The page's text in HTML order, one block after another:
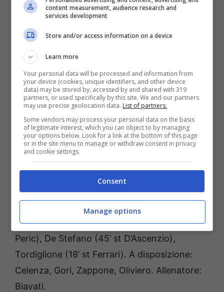
Verona.
Il tabellino della gara
Reggina – Bologna 0-3
Reggina: Sciammarella, Villari, Bombaci (12’ st
Marcianò), Morra, Girasole (17’ st Curulla),
Desalvo), La Fauci, Antoci, Cracchiolo, Arditi
(26’ st Seck). A disposizione: Lagonigro,
Marte, Farcomeni, Cuscinà. Allenatore: Zito.
Bologna: Pessina, Barbaro (45’ st Di
Pasquazio), Nesi, Gian (34’ st Camiciottoli),
Zilio, Soldà, Lai, Gattor, Ravaglioli (34’ st
Peric), De Stefano (45’ st D’Ascenzio),
Tordiglione (18’ st Ferrari). A disposizione:
Celenza, Gori, Zappone, Oliviero. Allenatore:
Biavati.
content measurement, audience research and
services development
Store and/or access information on a device
Learn more
Your personal data will be processed and information from
your device (cookies, unique identifiers, and other device
data) may be stored by, accessed by and shared with 319
partners, or used specifically by this site. We and our partners
may use precise geolocation data. List of partners.
Some vendors may process your personal data on the basis
of legitimate interest, which you can object to by managing
your options below. Look for a link at the bottom of this page
or in the site menu to manage or withdraw consent in privacy
and cookie settings.
Consent
Manage options